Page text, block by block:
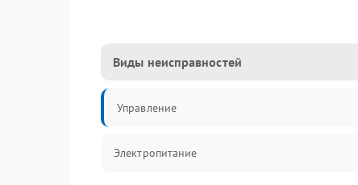
Виды неисправностей
Управление
Электропитание